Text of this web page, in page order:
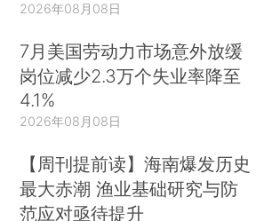
2026年08月08日
7月美国劳动力市场意外放缓
岗位减少2.3万个失业率降至
4.1%
2026年08月08日
【周刊提前读】海南爆发历史
最大赤潮 渔业基础研究与防
范应对亟待提升